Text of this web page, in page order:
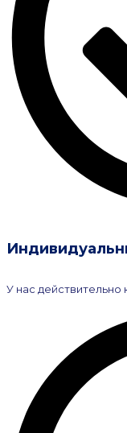
У нас действительно